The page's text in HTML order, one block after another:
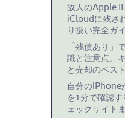
故人のApple
iCloudに残さ
り扱い完全ガ
「残債あり」
識と注意点。
と売却のベス
自分のiPhone
を1分で確認
ェックサイト